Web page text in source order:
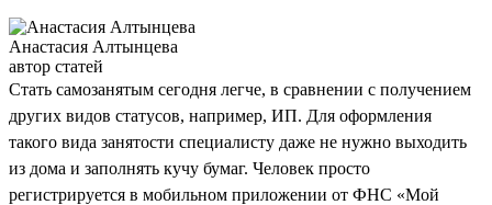
Анастасия Алтынцева
автор статей
Стать самозанятым сегодня легче, в сравнении с получением
других видов статусов, например, ИП. Для оформления
такого вида занятости специалисту даже не нужно выходить
из дома и заполнять кучу бумаг. Человек просто
регистрируется в мобильном приложении от ФНС «Мой